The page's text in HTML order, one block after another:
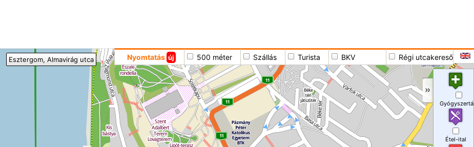
Nyomtatás új 500 méter Szállás Turista BKV Régi utcakereső
Esztergom, Almavirág utca
Étel-ital